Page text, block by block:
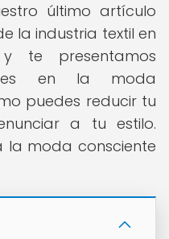
último artículo
la industria textil en
te presentamos
en la moda
puedes reducir tu
a tu estilo.
la moda consciente